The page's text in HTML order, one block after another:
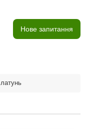
Нове запитання
латунь